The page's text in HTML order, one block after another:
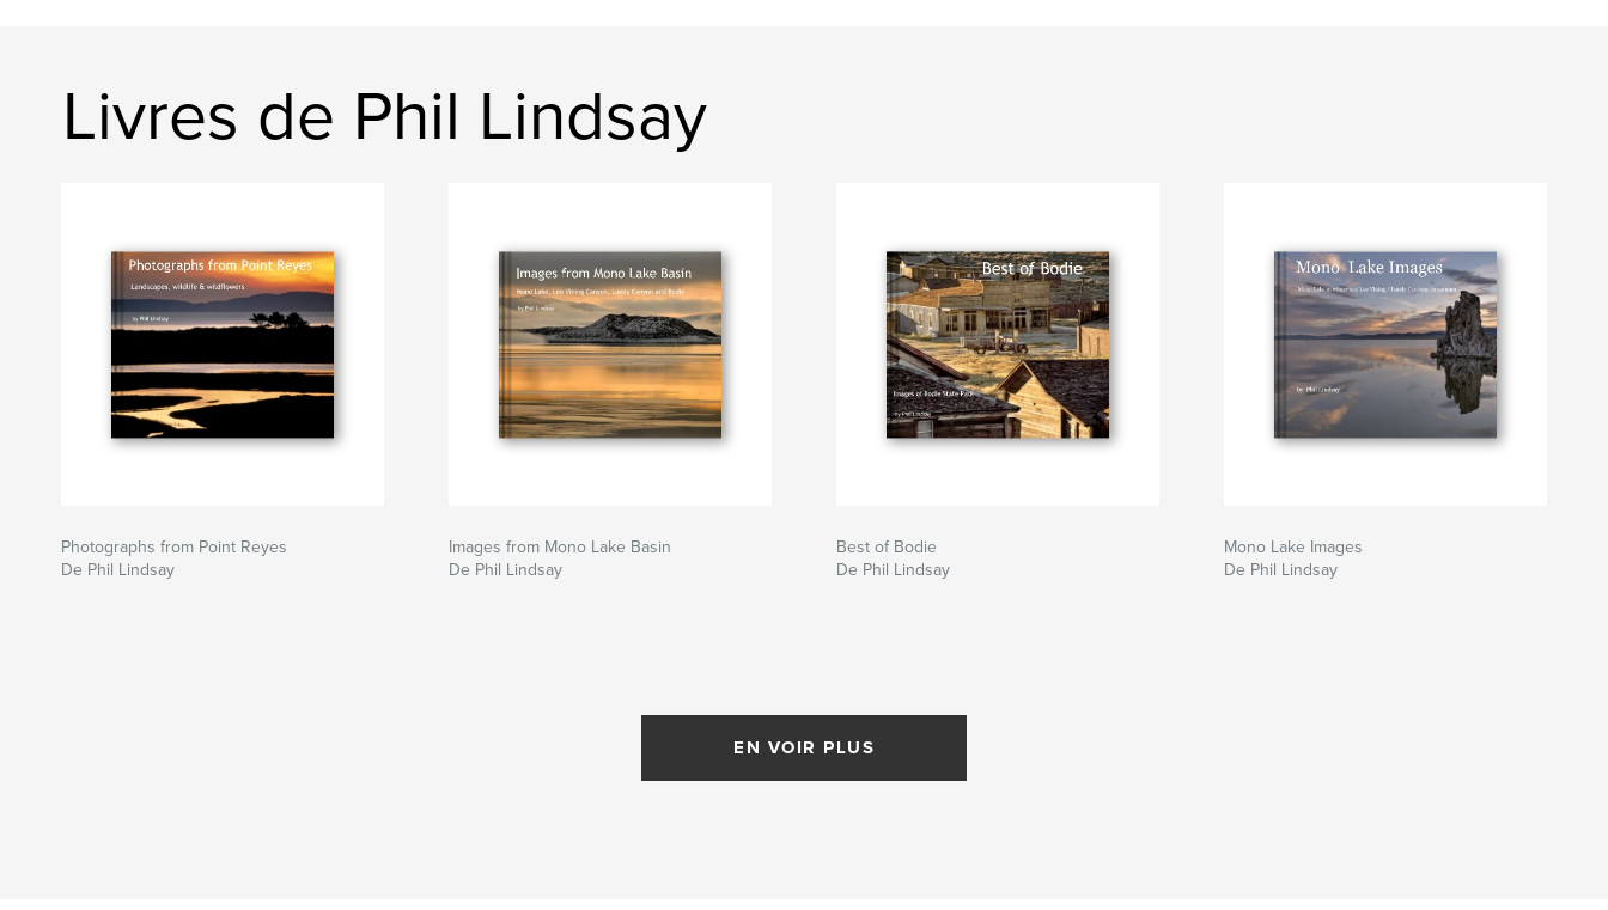
Livres de Phil Lindsay
Photographs from Point Reyes
De Phil Lindsay
Images from Mono Lake Basin
De Phil Lindsay
Best of Bodie
De Phil Lindsay
Mono Lake Images
De Phil Lindsay
EN VOIR PLUS